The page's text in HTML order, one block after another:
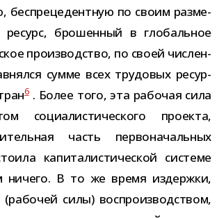
бес­пре­це­дент­ную по своим раз­ме­
бро­шен­ный в гло­баль­ное
про­из­вод­ство, по своей чис­лен­
сумме всех тру­до­вых ресур­
6. Более того, эта рабо­чая сила
соци­а­ли­сти­че­ского про­екта,
часть пер­во­на­чаль­ных
капи­та­ли­сти­че­ской системе
ничего. В то же время издержки,
(рабо­чей силы) вос­про­из­вод­ством,